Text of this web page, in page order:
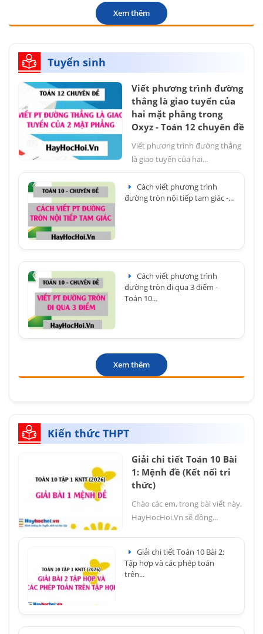
Xem thêm
Tuyển sinh
Viết phương trình đường
thẳng là giao tuyến của
hai mặt phẳng trong
Oxyz - Toán 12 chuyên đề
Viết phương trình đường thẳng
là giao tuyến của hai...
Cách viết phương trình
đường tròn nội tiếp tam giác -...
Cách viết phương trình
đường tròn đi qua 3 điểm -
Toán 10...
Xem thêm
Kiến thức THPT
Giải chi tiết Toán 10 Bài
1: Mệnh đề (Kết nối tri
thức)
Chào các em, trong bài viết này,
HayHocHoi.Vn sẽ đồng...
Giải chi tiết Toán 10 Bài 2:
Tập hợp và các phép toán
trên...